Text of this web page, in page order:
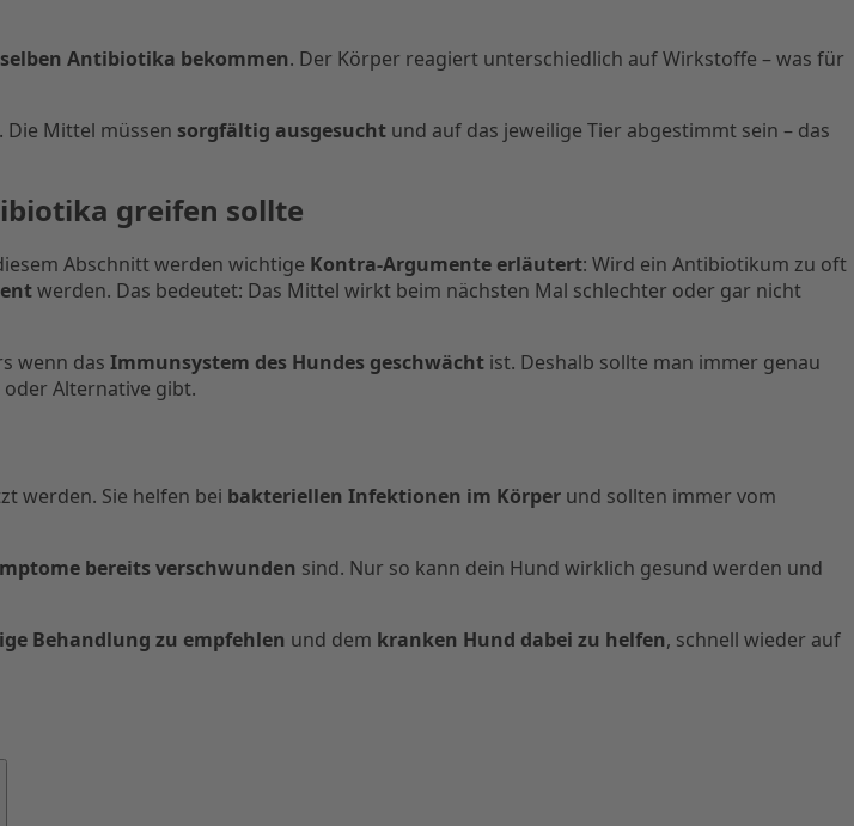
Antibiotika bekommen. Der Körper reagiert unterschiedlich auf Wirkstoffe – was für
Die Mittel müssen sorgfältig ausgesucht und auf das jeweilige Tier abgestimmt sein – das
greifen sollte
Abschnitt werden wichtige Kontra-Argumente erläutert: Wird ein Antibiotikum zu oft
werden. Das bedeutet: Das Mittel wirkt beim nächsten Mal schlechter oder gar nicht
wenn das Immunsystem des Hundes geschwächt ist. Deshalb sollte man immer genau
oder Alternative gibt.
werden. Sie helfen bei bakteriellen Infektionen im Körper und sollten immer vom
bereits verschwunden sind. Nur so kann dein Hund wirklich gesund werden und
Behandlung zu empfehlen und dem kranken Hund dabei zu helfen, schnell wieder auf